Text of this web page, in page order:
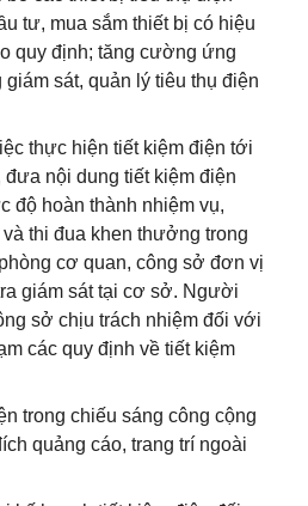
tư, mua sắm thiết bị có hiệu
quy định; tăng cường ứng
sát, quản lý tiêu thụ điện
thực hiện tiết kiệm điện tới
nội dung tiết kiệm điện
độ hoàn thành nhiệm vụ,
thi đua khen thưởng trong
cơ quan, công sở đơn vị
giám sát tại cơ sở. Người
sở chịu trách nhiệm đối với
các quy định về tiết kiệm
trong chiếu sáng công cộng
quảng cáo, trang trí ngoài